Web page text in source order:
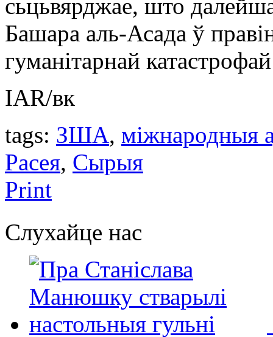
сьцьвярджае, што
Башара аль-Асада ў
гуманітарнай
IAR/вк
tags: ЗША, міжнародныя
Расея, Сырыя
Print
Слухайце нас